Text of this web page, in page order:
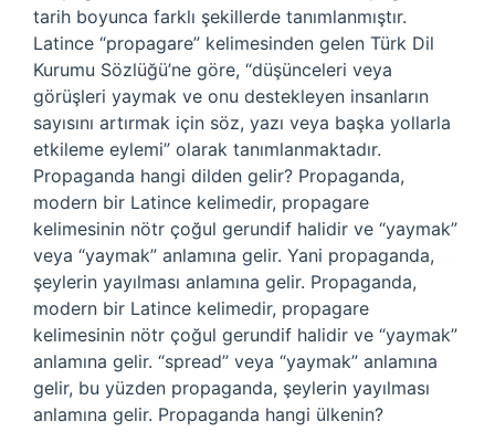
tarih boyunca farklı şekillerde tanımlanmıştır.
Latince “propagare” kelimesinden gelen Türk Dil
Kurumu Sözlüğü’ne göre, “düşünceleri veya
görüşleri yaymak ve onu destekleyen insanların
sayısını artırmak için söz, yazı veya başka yollarla
etkileme eylemi” olarak tanımlanmaktadır.
Propaganda hangi dilden gelir? Propaganda,
modern bir Latince kelimedir, propagare
kelimesinin nötr çoğul gerundif halidir ve “yaymak”
veya “yaymak” anlamına gelir. Yani propaganda,
şeylerin yayılması anlamına gelir. Propaganda,
modern bir Latince kelimedir, propagare
kelimesinin nötr çoğul gerundif halidir ve “yaymak”
anlamına gelir. “spread” veya “yaymak” anlamına
gelir, bu yüzden propaganda, şeylerin yayılması
anlamına gelir. Propaganda hangi ülkenin?